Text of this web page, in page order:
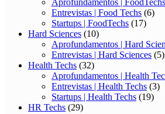
Entrevistas | Food Techs (6)
Startups | FoodTechs (17)
Hard Sciences (10)
Aprofundamentos | Hard
Entrevistas | Hard Sciences (5)
Health Techs (32)
Aprofundamentos | Health
Entrevistas | Health Techs (3)
Startups | Health Techs (19)
HR Techs (29)